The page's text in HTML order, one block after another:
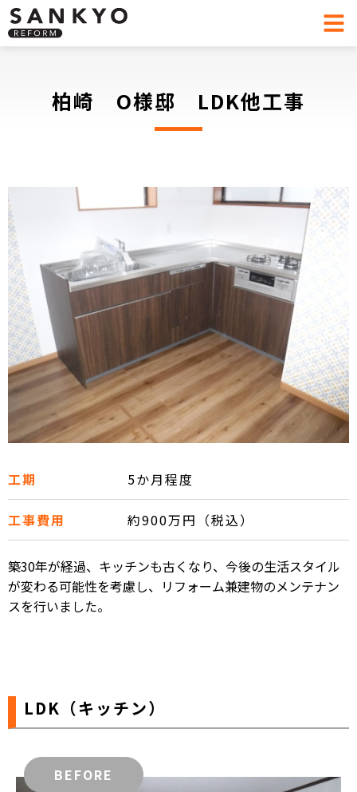
柏崎 O様邸 LDK他工事
工期 5か月程度
工事費用 約900万円（税込）
築30年が経過、キッチンも古くなり、今後の生活スタイル
が変わる可能性を考慮し、リフォーム兼建物のメンテナン
スを行いました。
LDK（キッチン）
BEFORE